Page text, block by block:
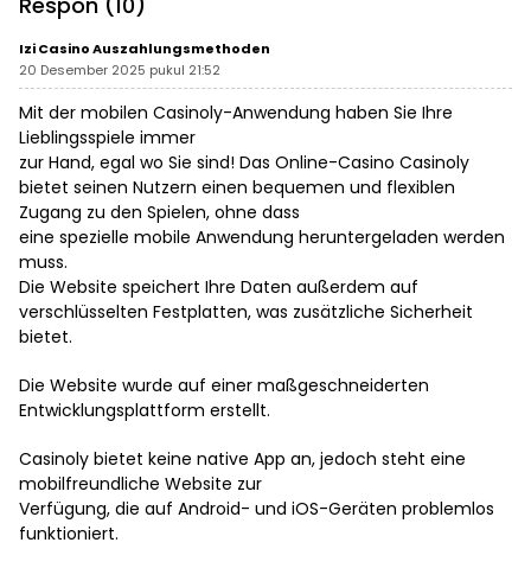
Izi Casino Auszahlungsmethoden
20 Desember 2025 pukul 21:52
Mit der mobilen Casinoly-Anwendung haben Sie Ihre
Lieblingsspiele immer
zur Hand, egal wo Sie sind! Das Online-Casino Casinoly
bietet seinen Nutzern einen bequemen und flexiblen
Zugang zu den Spielen, ohne dass
eine spezielle mobile Anwendung heruntergeladen werden
muss.
Die Website speichert Ihre Daten außerdem auf
verschlüsselten Festplatten, was zusätzliche Sicherheit
bietet.
Die Website wurde auf einer maßgeschneiderten
Entwicklungsplattform erstellt.
Casinoly bietet keine native App an, jedoch steht eine
mobilfreundliche Website zur
Verfügung, die auf Android- und iOS-Geräten problemlos
funktioniert.